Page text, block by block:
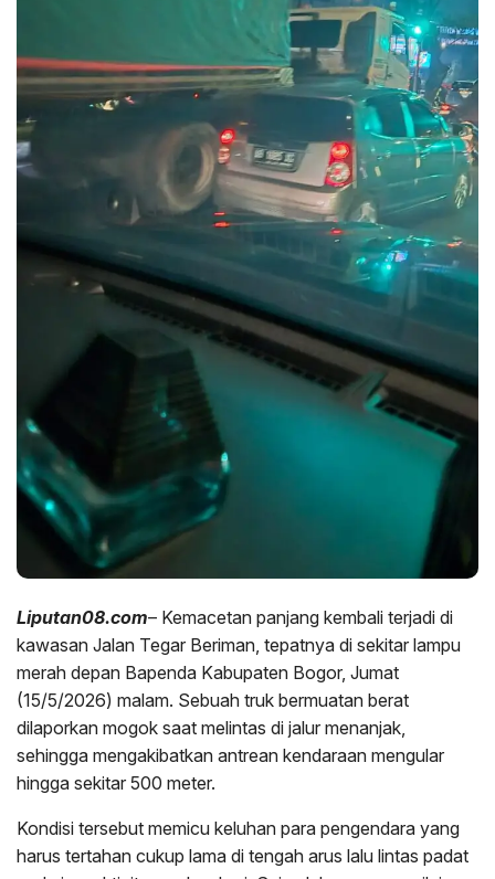
Liputan08.com– Kemacetan panjang kembali terjadi di
kawasan Jalan Tegar Beriman, tepatnya di sekitar lampu
merah depan Bapenda Kabupaten Bogor, Jumat
(15/5/2026) malam. Sebuah truk bermuatan berat
dilaporkan mogok saat melintas di jalur menanjak,
sehingga mengakibatkan antrean kendaraan mengular
hingga sekitar 500 meter.
Kondisi tersebut memicu keluhan para pengendara yang
harus tertahan cukup lama di tengah arus lalu lintas padat